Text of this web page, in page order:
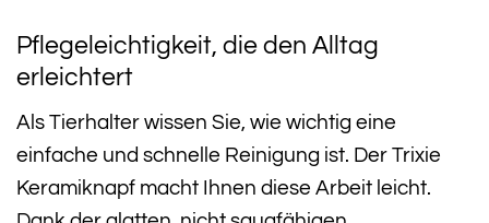
Pflegeleichtigkeit, die den Alltag
erleichtert
Als Tierhalter wissen Sie, wie wichtig eine
einfache und schnelle Reinigung ist. Der Trixie
Keramiknapf macht Ihnen diese Arbeit leicht.